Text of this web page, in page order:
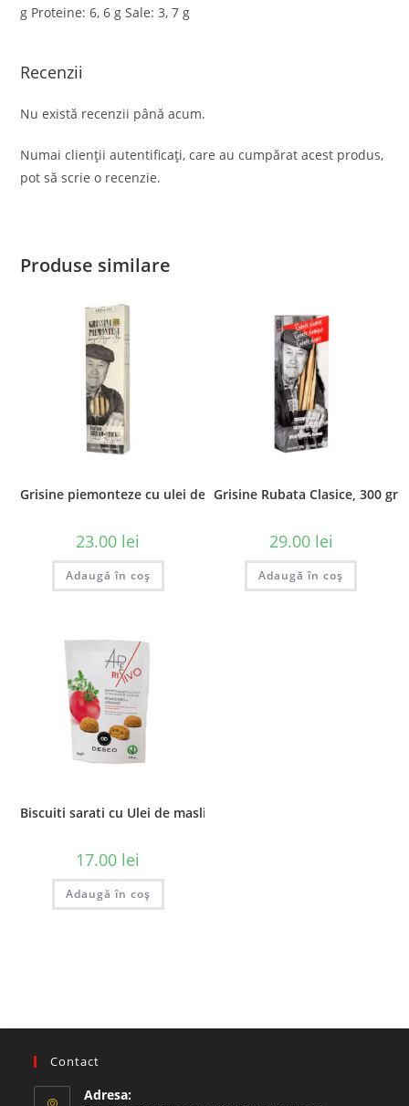
g Proteine: 6, 6 g Sale: 3, 7 g
Recenzii
Nu există recenzii până acum.
Numai clienții autentificați, care au cumpărat acest produs,
pot să scrie o recenzie.
Produse similare
Grisine piemonteze cu ulei de masline, 150 gr
23.00 lei
Adaugă în coș
Grisine Rubata Clasice, 300 gr
29.00 lei
Adaugă în coș
Biscuiti sarati cu Ulei de masline, Rosii si Oregano – 80 g
17.00 lei
Adaugă în coș
Contact
Adresa: